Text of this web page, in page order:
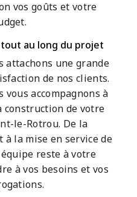
vos goûts et votre
au long du projet
attachons une grande
de nos clients.
accompagnons à
construction de votre
le-Rotrou. De la
la mise en service de
reste à votre
à vos besoins et vos